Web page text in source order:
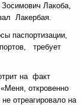
Зосимович Лакоба,
Лакербая.
паспортизации,
требует
на факт
откровенно
отреагировало на